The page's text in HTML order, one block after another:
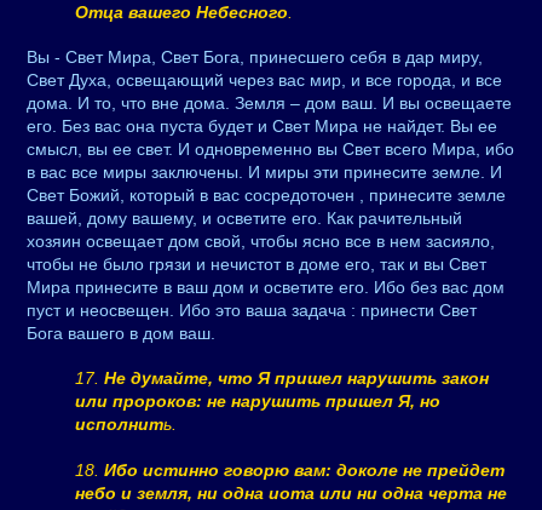
Отца вашего Небесного
Вы - Свет Мира, Свет Бога, принесшего себя в дар миру,
Свет Духа, освещающий через вас мир, и все города, и все
дома. И то, что вне дома. Земля – дом ваш. И вы освещаете
его. Без вас она пуста будет и Свет Мира не найдет. Вы ее
смысл, вы ее свет. И одновременно вы Свет всего Мира, ибо
в вас все миры заключены. И миры эти принесите земле. И
Свет Божий, который в вас сосредоточен , принесите земле
вашей, дому вашему, и осветите его. Как рачительный
хозяин освещает дом свой, чтобы ясно все в нем засияло,
чтобы не было грязи и нечистот в доме его, так и вы Свет
Мира принесите в ваш дом и осветите его. Ибо без вас дом
пуст и неосвещен. Ибо это ваша задача : принести Свет
Бога вашего в дом ваш.
17. Не думайте, что Я пришел нарушить закон
или пророков: не нарушить пришел Я, но
исполнить.
18. Ибо истинно говорю вам: доколе не прейдет
небо и земля, ни одна иота или ни одна черта не